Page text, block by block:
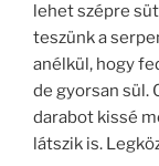
lehet szépre
teszünk a
anélkül, hogy
de gyorsan sül.
darabot kissé
látszik is.